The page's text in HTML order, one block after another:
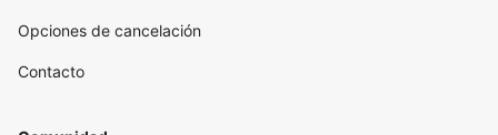
Opciones de cancelación
Contacto